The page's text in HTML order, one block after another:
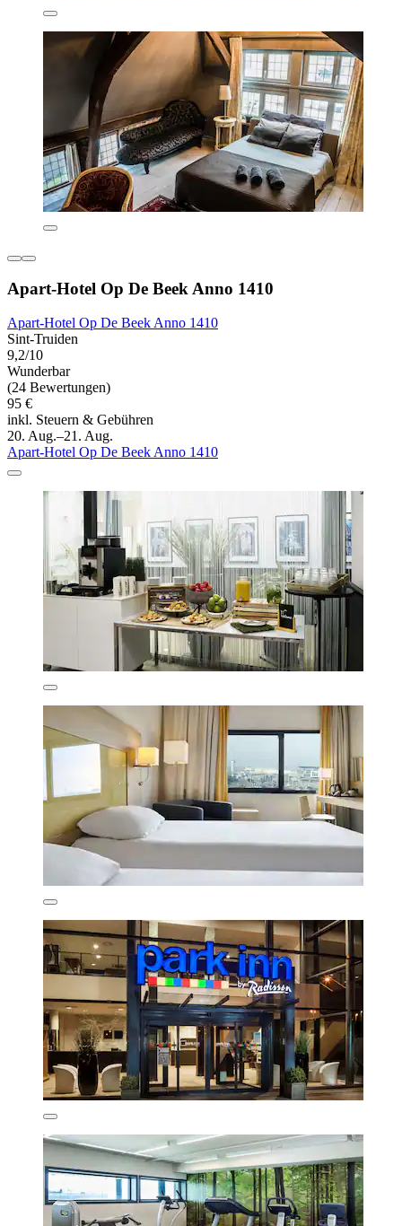
Apart-Hotel Op De Beek Anno 1410
Apart-Hotel Op De Beek Anno 1410
Sint-Truiden
9,2/10
Wunderbar
(24 Bewertungen)
95 €
inkl. Steuern & Gebühren
20. Aug.–21. Aug.
Apart-Hotel Op De Beek Anno 1410